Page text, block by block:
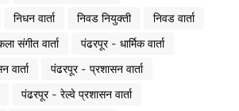
निधन वार्ता निवड नियुक्ती
निवड वार्ता
संगीत वार्ता
पंढरपूर - धार्मिक वार्ता
वार्ता
पंढरपूर - प्रशासन वार्ता
पंढरपूर - रेल्वे प्रशासन वार्ता